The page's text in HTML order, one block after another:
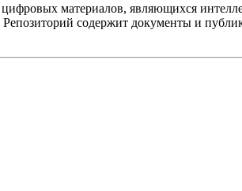
материалов, являющихся
содержит документы и